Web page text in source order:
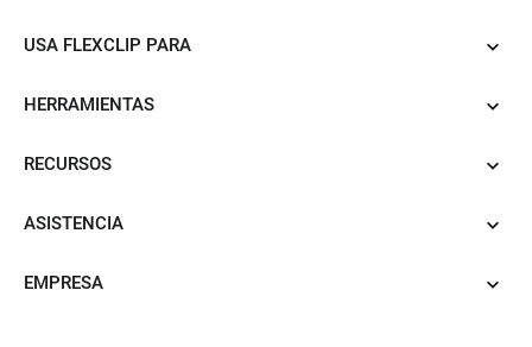
video de introducción para DJ
USA FLEXCLIP PARA
HERRAMIENTAS
RECURSOS
ASISTENCIA
EMPRESA